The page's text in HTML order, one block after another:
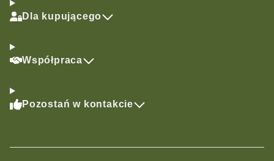
Dla kupującego
Współpraca
Pozostań w kontakcie